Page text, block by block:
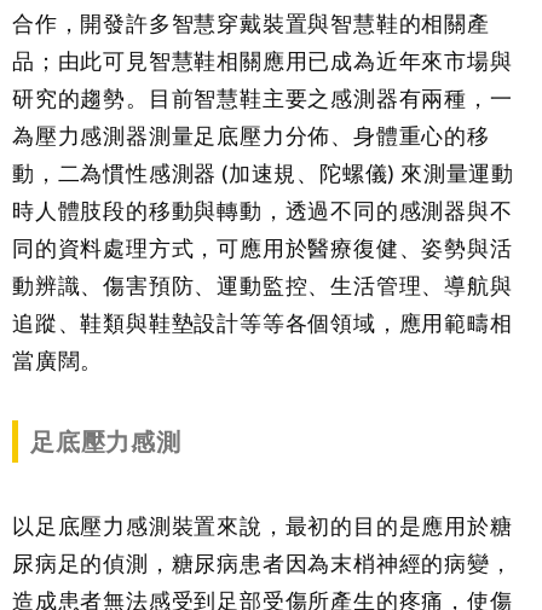
合作，開發許多智慧穿戴裝置與智慧鞋的相關產
品；由此可見智慧鞋相關應用已成為近年來市場與
研究的趨勢。目前智慧鞋主要之感測器有兩種，一
為壓力感測器測量足底壓力分佈、身體重心的移
動，二為慣性感測器 (加速規、陀螺儀) 來測量運動
時人體肢段的移動與轉動，透過不同的感測器與不
同的資料處理方式，可應用於醫療復健、姿勢與活
動辨識、傷害預防、運動監控、生活管理、導航與
追蹤、鞋類與鞋墊設計等等各個領域，應用範疇相
當廣闊。
足底壓力感測
以足底壓力感測裝置來說，最初的目的是應用於糖
尿病足的偵測，糖尿病患者因為末梢神經的病變，
造成患者無法感受到足部受傷所產生的疼痛，使傷